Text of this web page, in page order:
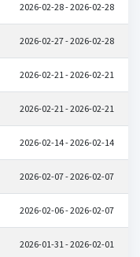
2026-02-28 - 2026-02-28
2026-02-27 - 2026-02-28
2026-02-21 - 2026-02-21
2026-02-21 - 2026-02-21
2026-02-14 - 2026-02-14
2026-02-07 - 2026-02-07
2026-02-06 - 2026-02-07
2026-01-31 - 2026-02-01